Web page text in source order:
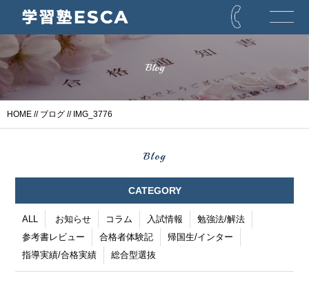
Blog
HOME // ブログ // IMG_3776
Blog
CATEGORY
ALL お知らせ コラム 入試情報
勉強法/解法
参考書レビュー
合格者体験記
帰国生/インター
指導実績/合格実績
総合型選抜